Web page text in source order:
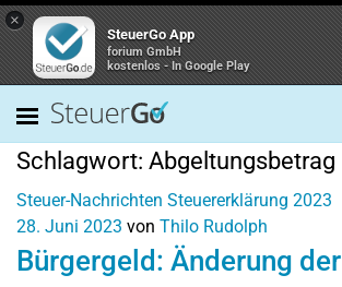
×
SteuerGo App
forium GmbH
kostenlos - In Google Play
Schlagwort: Abgeltungsbetrag
Steuer-Nachrichten Steuererklärung 2023
28. Juni 2023 von Thilo Rudolph
Bürgergeld: Änderung der